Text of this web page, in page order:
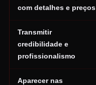
com detalhes e preços
Transmitir
credibilidade e
profissionalismo
Aparecer nas